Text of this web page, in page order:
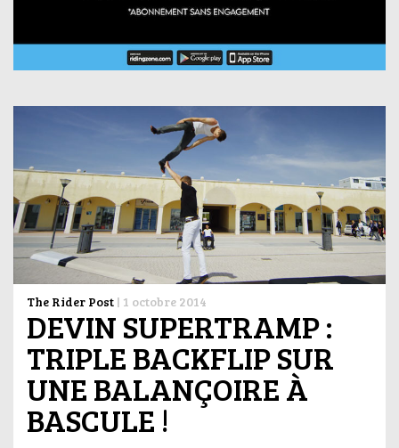
The Rider Post | 1 octobre 2014
DEVIN SUPERTRAMP :
TRIPLE BACKFLIP SUR
UNE BALANÇOIRE À
BASCULE !